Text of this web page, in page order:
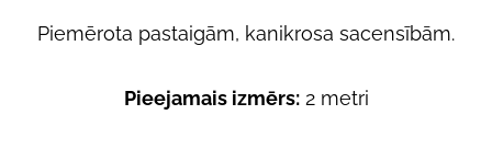
Piemērota pastaigām, kanikrosa sacensībām.
Pieejamais izmērs:2 metri